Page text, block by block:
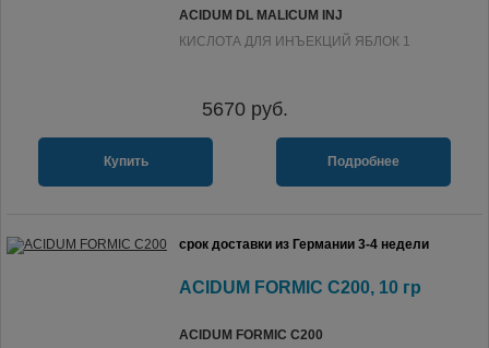
ACIDUM DL MALICUM INJ
КИСЛОТА ДЛЯ ИНЪЕКЦИЙ ЯБЛОК 1
5670руб.
Купить Подробнее
срок доставки из Германии 3-4 недели
ACIDUM FORMIC C200, 10 гр
ACIDUM FORMIC C200